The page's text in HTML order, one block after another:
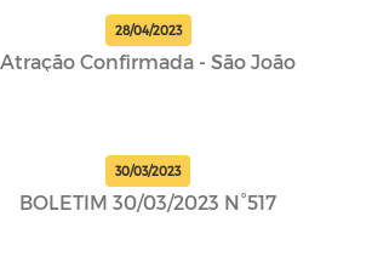
28/04/2023
Atração Confirmada - São João
30/03/2023
BOLETIM 30/03/2023 N°517